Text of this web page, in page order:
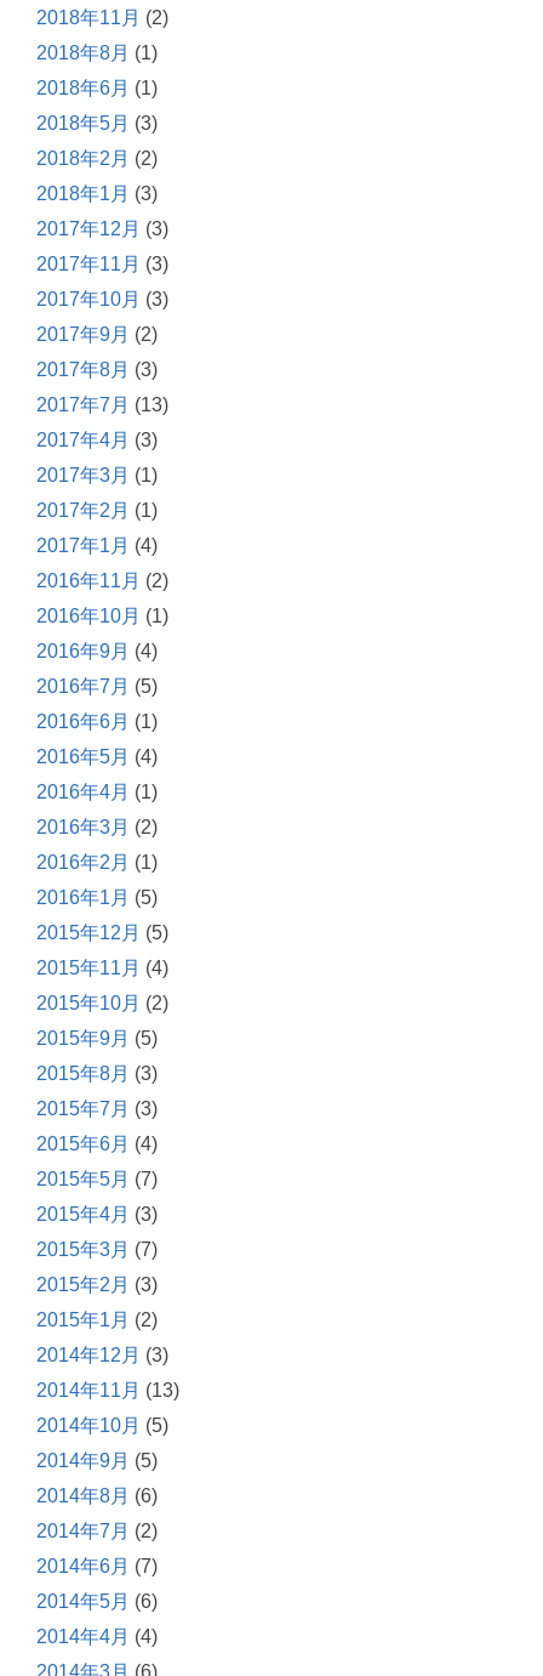
2018年11月 (2)
2018年8月 (1)
2018年6月 (1)
2018年5月 (3)
2018年2月 (2)
2018年1月 (3)
2017年12月 (3)
2017年11月 (3)
2017年10月 (3)
2017年9月 (2)
2017年8月 (3)
2017年7月 (13)
2017年4月 (3)
2017年3月 (1)
2017年2月 (1)
2017年1月 (4)
2016年11月 (2)
2016年10月 (1)
2016年9月 (4)
2016年7月 (5)
2016年6月 (1)
2016年5月 (4)
2016年4月 (1)
2016年3月 (2)
2016年2月 (1)
2016年1月 (5)
2015年12月 (5)
2015年11月 (4)
2015年10月 (2)
2015年9月 (5)
2015年8月 (3)
2015年7月 (3)
2015年6月 (4)
2015年5月 (7)
2015年4月 (3)
2015年3月 (7)
2015年2月 (3)
2015年1月 (2)
2014年12月 (3)
2014年11月 (13)
2014年10月 (5)
2014年9月 (5)
2014年8月 (6)
2014年7月 (2)
2014年6月 (7)
2014年5月 (6)
2014年4月 (4)